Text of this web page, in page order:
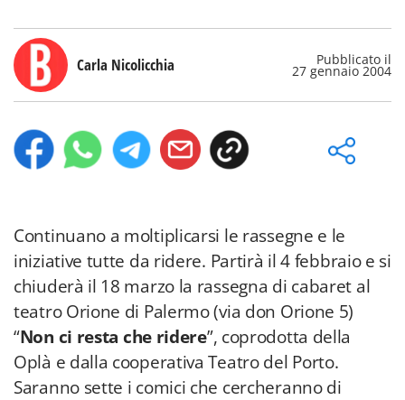
Carla Nicolicchia Pubblicato il
27 gennaio 2004
Continuano a moltiplicarsi le rassegne e le
iniziative tutte da ridere. Partirà il 4 febbraio e si
chiuderà il 18 marzo la rassegna di cabaret al
teatro Orione di Palermo (via don Orione 5)
“Non ci resta che ridere”, coprodotta della
Oplà e dalla cooperativa Teatro del Porto.
Saranno sette i comici che cercheranno di